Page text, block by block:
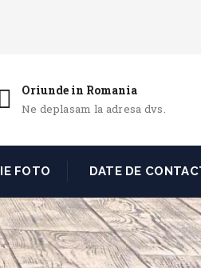
Oriunde in Romania
Ne deplasam la adresa dvs.
FOTO DATE DE